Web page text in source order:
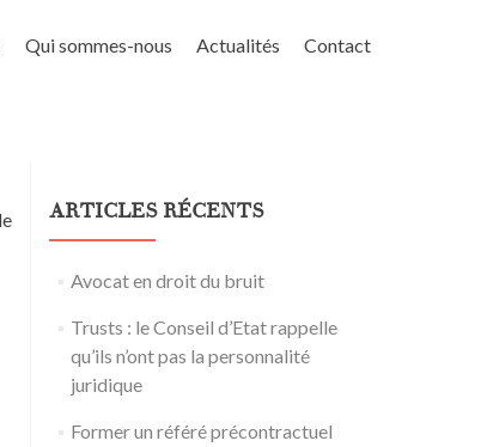
Qui sommes-nous Actualités Contact
ARTICLES RÉCENTS
Avocat en droit du bruit
Trusts : le Conseil d’Etat rappelle
qu’ils n’ont pas la personnalité
juridique
Former un référé précontractuel